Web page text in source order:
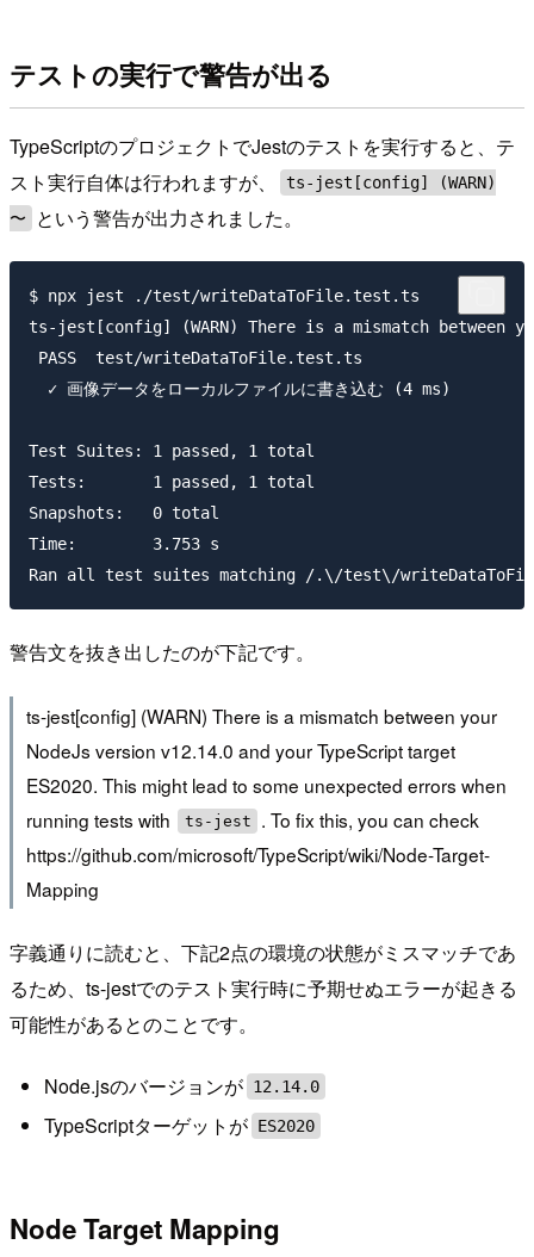
テストの実行で警告が出る
TypeScriptのプロジェクトでJestのテストを実行すると、テ
スト実行自体は行われますが、
ts-jest[config] (WARN)
〜
という警告が出力されました。
$ npx jest ./test/writeDataToFile.test.ts
ts-jest[config] (WARN) There is a mismatch between
PASS  test/writeDataToFile.test.ts
  ✓ 画像データをローカルファイルに書き込む (4 ms)
Test Suites: 1 passed, 1 total
Tests:       1 passed, 1 total
Snapshots:   0 total
Time:        3.753 s
警告文を抜き出したのが下記です。
ts-jest[config] (WARN) There is a mismatch between your
NodeJs version v12.14.0 and your TypeScript target
ES2020. This might lead to some unexpected errors when
running tests with
ts-jest
. To fix this, you can check
https://github.com/microsoft/TypeScript/wiki/Node-Target-
Mapping
字義通りに読むと、下記2点の環境の状態がミスマッチであ
るため、ts-jestでのテスト実行時に予期せぬエラーが起きる
可能性があるとのことです。
Node.jsのバージョンが 12.14.0
TypeScriptターゲットが ES2020
Node Target Mapping